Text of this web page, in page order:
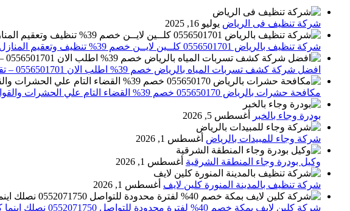
شركة تنظيف فى الرياض يوليو 16, 2025
شركة تنظيف بالرياض 0556501701 كلــين لايــن خصم 39% تنظيف وتعقيم المنازل باحدث الاجهزة
افضل شركة كشف تسربات المياه بالرياض خصم 39% اطلب الان 0556501701‬‏ – تقارير معتمدة
مكافحة حشرات بالرياض 055650170 خصم 39% القضاء التام علي الحشرات والقوارض
بودرة وجاء بالخبر أغسطس 5, 2026
شركة وجاء للمبيدات بالرياض أغسطس 1, 2026
وكيل بودرة وجاء المنطقة الشرقية أغسطس 1, 2026
شركة تنظيف بالمدينة المنورة كلين لايف أغسطس 1, 2026
شركة كلين لايف بمكة خصم 40% لفترة محدودة للتواصل 0552071750 نصلك اينما كنت